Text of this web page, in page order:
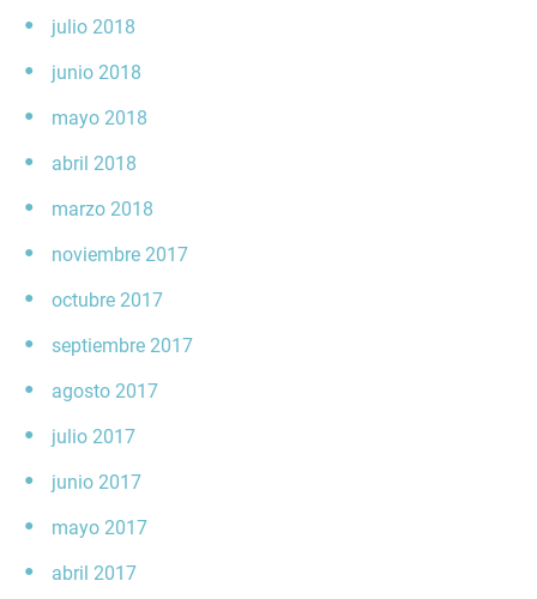
julio 2018
junio 2018
mayo 2018
abril 2018
marzo 2018
noviembre 2017
octubre 2017
septiembre 2017
agosto 2017
julio 2017
junio 2017
mayo 2017
abril 2017